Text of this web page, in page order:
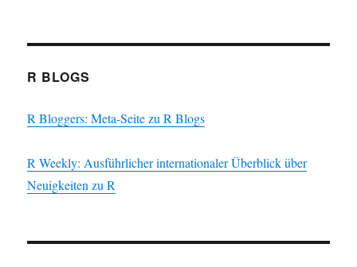
R BLOGS
R Bloggers: Meta-Seite zu R Blogs
R Weekly: Ausführlicher internationaler Überblick über
Neuigkeiten zu R